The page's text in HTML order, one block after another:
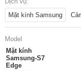
Mặt kính Samsung
Model
Mặt kính
Samsung-S7
Edge